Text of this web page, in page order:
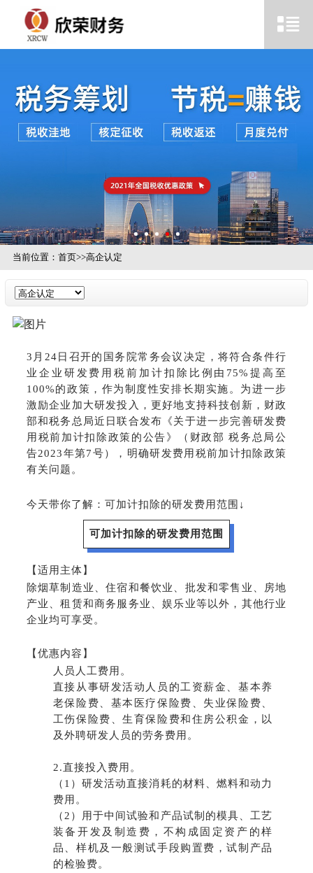
当前位置： 首页>>高企认定
3月24日召开的国务院常务会议决定，将符合条件行
业企业研发费用税前加计扣除比例由75%提高至
100%的政策，作为制度性安排长期实施。为进一步
激励企业加大研发投入，更好地支持科技创新，财政
部和税务总局近日联合发布《关于进一步完善研发费
用税前加计扣除政策的公告》（财政部 税务总局公
告2023年第7号），明确研发费用税前加计扣除政策
有关问题。
今天带你了解：可加计扣除的研发费用范围↓
可加计扣除的研发费用范围
【适用主体】
除烟草制造业、住宿和餐饮业、批发和零售业、房地
产业、租赁和商务服务业、娱乐业等以外，其他行业
企业均可享受。
【优惠内容】
人员人工费用。
直接从事研发活动人员的工资薪金、基本养
老保险费、基本医疗保险费、失业保险费、
工伤保险费、生育保险费和住房公积金，以
及外聘研发人员的劳务费用。
2.直接投入费用。
（1）研发活动直接消耗的材料、燃料和动力
费用。
（2）用于中间试验和产品试制的模具、工艺
装备开发及制造费，不构成固定资产的样
品、样机及一般测试手段购置费，试制产品
的检验费。